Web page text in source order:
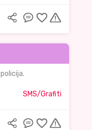
SMS/Grafiti